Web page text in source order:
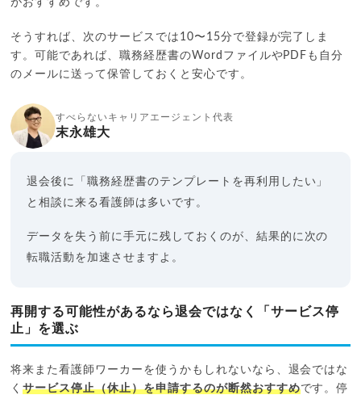
がおすすめです。
そうすれば、次のサービスでは10〜15分で登録が完了しま
す。可能であれば、職務経歴書のWordファイルやPDFも自分
のメールに送って保管しておくと安心です。
すべらないキャリアエージェント代表
末永雄大
退会後に「職務経歴書のテンプレートを再利用したい」
と相談に来る看護師は多いです。
データを失う前に手元に残しておくのが、結果的に次の
転職活動を加速させますよ。
再開する可能性があるなら退会ではなく「サービス停
止」を選ぶ
将来また看護師ワーカーを使うかもしれないなら、退会ではな
くサービス停止（休止）を申請するのが断然おすすめです。停